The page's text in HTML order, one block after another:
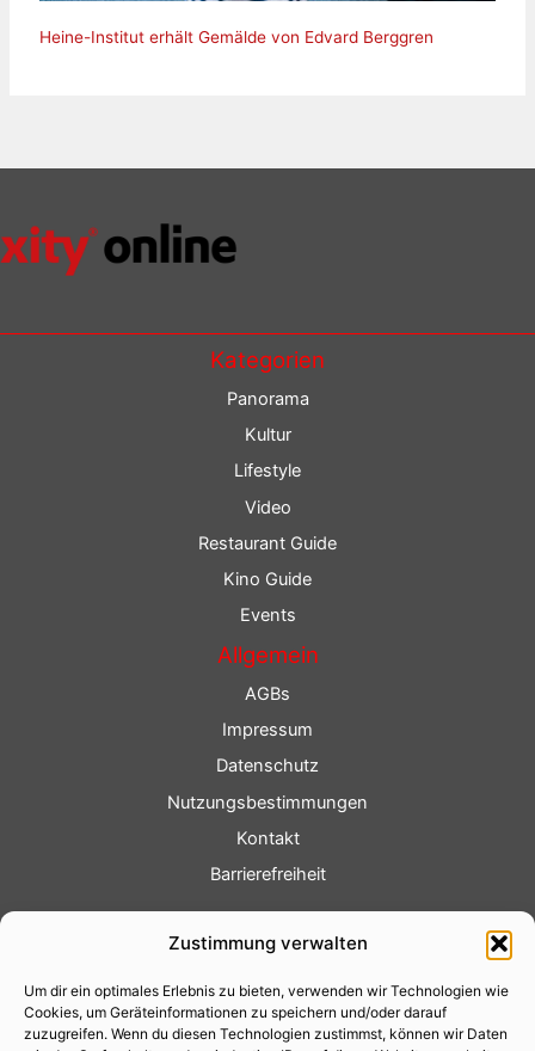
Zustimmung verwalten
Um dir ein optimales Erlebnis zu bieten, verwenden wir Technologien wie
Cookies, um Geräteinformationen zu speichern und/oder darauf
zuzugreifen. Wenn du diesen Technologien zustimmst, können wir Daten
Heine-Institut erhält Gemälde von Edvard Berggren
Kategorien
Panorama
Kultur
Lifestyle
Video
Restaurant Guide
Kino Guide
Events
Allgemein
AGBs
Impressum
Datenschutz
Nutzungsbestimmungen
Kontakt
Barrierefreiheit
Fotoservice
Videoservice
Werbung